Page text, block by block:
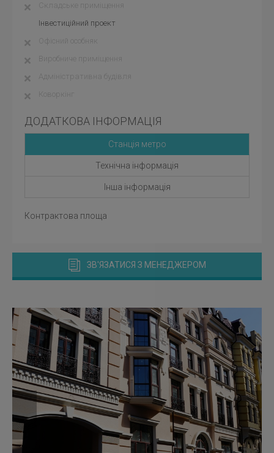
Складське приміщення
Інвестиційний проект
Офісний особняк
Виробниче приміщення
Адміністративна будівля
Коворкінг
ДОДАТКОВА ІНФОРМАЦІЯ
Станція метро
Технічна інформація
Інша інформація
Контрактова площа
ЗВ'ЯЗАТИСЯ З МЕНЕДЖЕРОМ